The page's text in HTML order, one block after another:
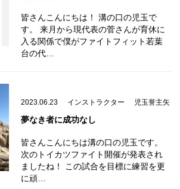
皆さんこんにちは！ 溝の口の児玉で
す。 来月から現代表の菅さんが育休に
入る関係で僕がファイトフィット若葉
台の代…
2023.06.23 インストラクター 児玉誉主矢
夢なき者に成功なし
皆さんこんにちは溝の口の児玉です。
次のトイカツファイト開催が発表され
ましたね！ この試合を目標に練習を更
に頑…